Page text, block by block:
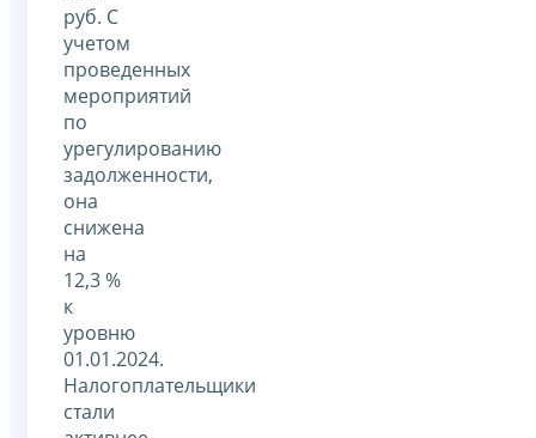
руб. С
учетом
проведенных
мероприятий
по
урегулированию
задолженности,
она
снижена
на
12,3 %
к
уровню
01.01.2024.
Налогоплательщики
стали